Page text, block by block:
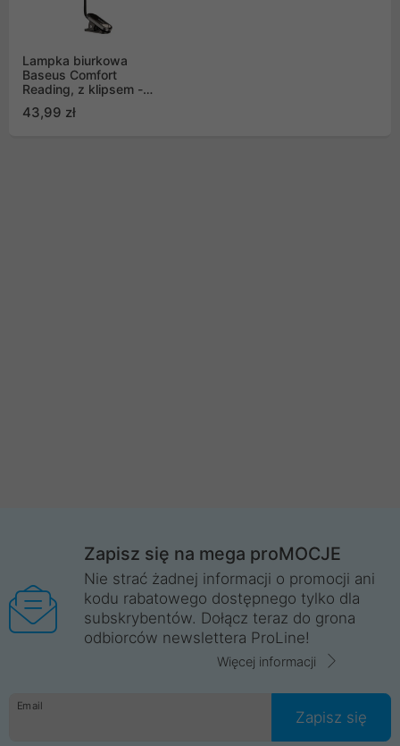
Lampka biurkowa
Baseus Comfort
Reading, z klipsem -
43,99 zł
Zapisz się na mega proMOCJE
Nie strać żadnej informacji o promocji ani
kodu rabatowego dostępnego tylko dla
subskrybentów. Dołącz teraz do grona
odbiorców newslettera ProLine!
Więcej informacji
Email
Zapisz się